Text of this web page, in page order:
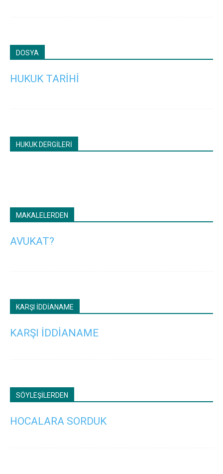
DOSYA
HUKUK TARİHİ
HUKUK DERGİLERİ
MAKALELERDEN
AVUKAT?
KARŞI İDDİANAME
KARŞI İDDİANAME
SÖYLEŞİLERDEN
HOCALARA SORDUK